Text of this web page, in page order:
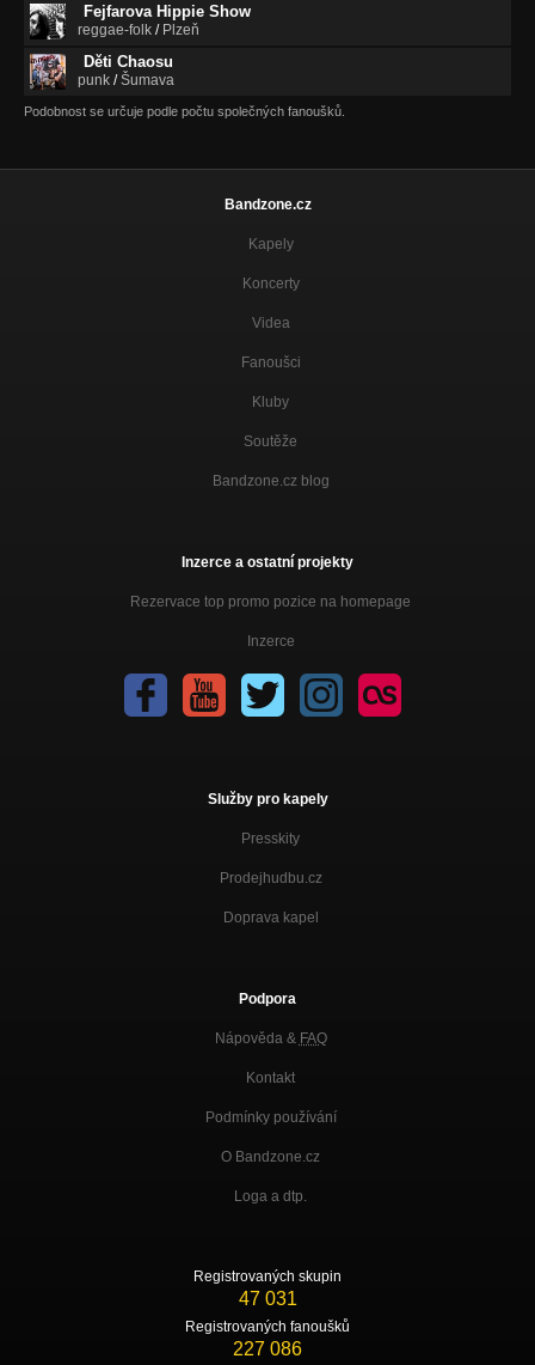
Fejfarova Hippie Show
reggae-folk / Plzeň
Děti Chaosu
punk /Šumava
Podobnost se určuje podle počtu společných fanoušků.
Bandzone.cz
Kapely
Koncerty
Videa
Fanoušci
Kluby
Soutěže
Bandzone.cz blog
Inzerce a ostatní projekty
Rezervace top promo pozice na homepage
Inzerce
Služby pro kapely
Presskity
Prodejhudbu.cz
Doprava kapel
Podpora
Nápověda & FAQ
Kontakt
Podmínky používání
O Bandzone.cz
Loga a dtp.
Registrovaných skupin
47 031
Registrovaných fanoušků
227 086